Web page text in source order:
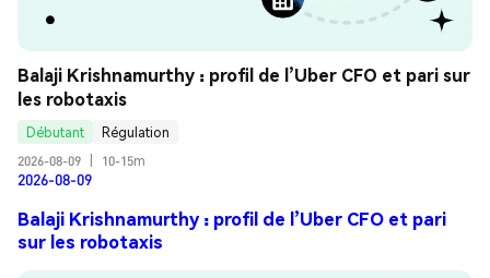
Balaji Krishnamurthy : profil de l’Uber CFO et pari sur
les robotaxis
Débutant
Régulation
2026-08-09
10-15m
2026-08-09
Balaji Krishnamurthy : profil de l’Uber CFO et pari
sur les robotaxis